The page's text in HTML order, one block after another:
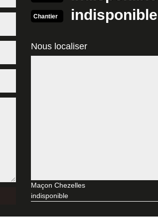
Alors, n’hésitez pas à faire votre demande de
à Chezelles
tarif abordable. De plus, nos maçons
engageons toujours à nettoyer le chantier
réalisés à temps avec notre équipe de
MD Rénovation pour les
d’un professionnel. Pour cela, n’hésitez pas à
très réputée pour son savoir faire et
résultat satisfaisant et à un prix très
Chantier indisponible
Nous localiser
Maçon Chezelles
indisponible